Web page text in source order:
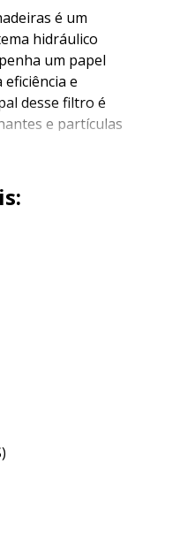
é um
hidráulico
um papel
e
desse filtro é
e partículas
garantindo que
pode
hidráulicos,
de
o filtro
útil dos
é fundamental
da
um sistema
para garantir
filtro
para